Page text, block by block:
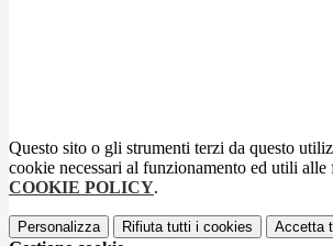
Questo sito o gli strumenti terzi da questo
cookie necessari al funzionamento ed utili
COOKIE POLICY.
Personalizza Rifiuta tutti i cookies Accetta